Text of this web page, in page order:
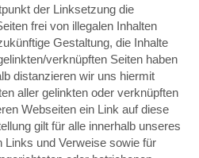
der Linksetzung die
frei von illegalen Inhalten
Gestaltung, die Inhalte
verknüpften Seiten haben
distanzieren wir uns hiermit
aller gelinkten oder verknüpften
Webseiten ein Link auf diese
gilt für alle innerhalb unseres
Links und Verweise sowie für